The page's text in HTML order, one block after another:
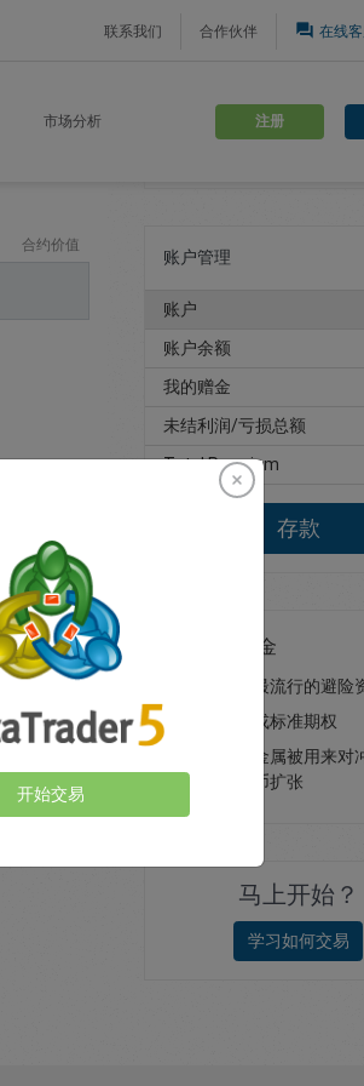
联系我们 合作伙伴 question_answer 在线
市场分析 注册
合约价值
注册交易账户
账户管理
账户
账户余额
我的赠金
未结利润/亏损总额
Total Premium
存款
交易现货黄金
访问世界最流行的避险
交易现货或标准期权
这一贵重金属被用来对
胀或者货币扩张
马上开始？
学习如何交易
开始交易